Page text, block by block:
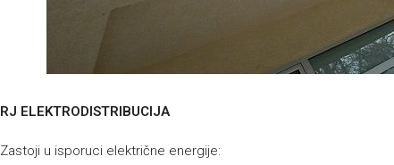
RJ ELEKTRODISTRIBUCIJA
Zastoji u isporuci električne energije: